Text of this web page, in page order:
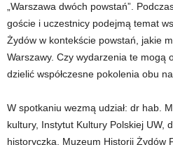
„Warszawa dwóch powstań”.
goście i uczestnicy podejmą temat
Żydów w kontekście powstań, jakie
Warszawy. Czy wydarzenia te mogą
dzielić współczesne pokolenia obu
W spotkaniu wezmą udział: dr hab.
kultury, Instytut Kultury Polskiej UW,
historyczka, Muzeum Historii Żydów